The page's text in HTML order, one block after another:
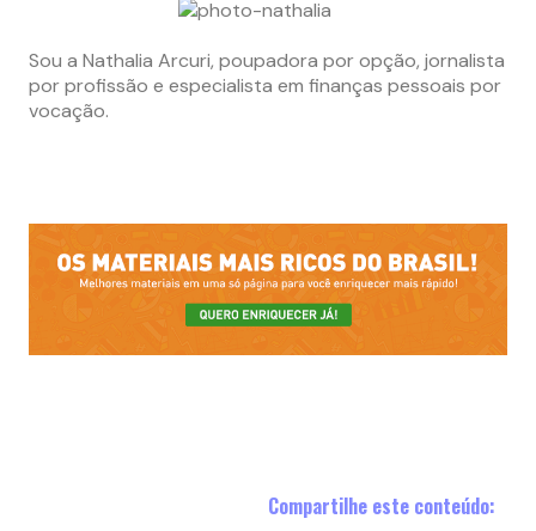
Sou a Nathalia Arcuri, poupadora por opção, jornalista
por profissão e especialista em finanças pessoais por
vocação.
Compartilhe este conteúdo: